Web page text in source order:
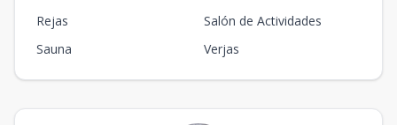
Rejas
Salón de Actividades
Sauna
Verjas